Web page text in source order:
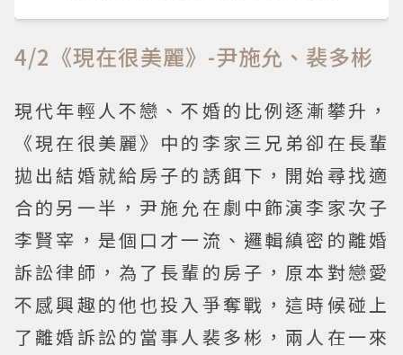
4/2《現在很美麗》-尹施允、裴多彬
現代年輕人不戀、不婚的比例逐漸攀升，
《現在很美麗》中的李家三兄弟卻在長輩
拋出結婚就給房子的誘餌下，開始尋找適
合的另一半，尹施允在劇中飾演李家次子
李賢宰，是個口才一流、邏輯縝密的離婚
訴訟律師，為了長輩的房子，原本對戀愛
不感興趣的他也投入爭奪戰，這時候碰上
了離婚訴訟的當事人裴多彬，兩人在一來